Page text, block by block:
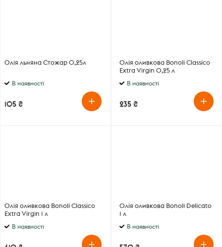
Олія льняна Стожар 0,25л
В наявності
105 ₴
Олія оливкова Bonoli Classico
Extra Virgin 0,25 л
В наявності
235 ₴
Олія оливкова Bonoli Classico
Extra Virgin 1 л
В наявності
Олія оливкова Bonoli Delicato
1 л
В наявності